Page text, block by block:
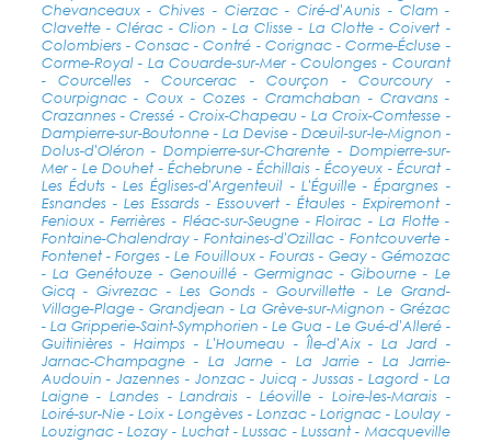
Chevanceaux - Chives - Cierzac - Ciré-d'Aunis - Clam -
Clavette - Clérac - Clion - La Clisse - La Clotte - Coivert -
Colombiers - Consac - Contré - Corignac - Corme-Écluse -
Corme-Royal - La Couarde-sur-Mer - Coulonges - Courant
- Courcelles - Courcerac - Courçon - Courcoury -
Courpignac - Coux - Cozes - Cramchaban - Cravans -
Crazannes - Cressé - Croix-Chapeau - La Croix-Comtesse -
Dampierre-sur-Boutonne - La Devise - Dœuil-sur-le-Mignon -
Dolus-d'Oléron - Dompierre-sur-Charente - Dompierre-sur-
Mer - Le Douhet - Échebrune - Échillais - Écoyeux - Écurat -
Les Éduts - Les Églises-d'Argenteuil - L'Éguille - Épargnes -
Esnandes - Les Essards - Essouvert - Étaules - Expiremont -
Fenioux - Ferrières - Fléac-sur-Seugne - Floirac - La Flotte -
Fontaine-Chalendray - Fontaines-d'Ozillac - Fontcouverte -
Fontenet - Forges - Le Fouilloux - Fouras - Geay - Gémozac
- La Genétouze - Genouillé - Germignac - Gibourne - Le
Gicq - Givrezac - Les Gonds - Gourvillette - Le Grand-
Village-Plage - Grandjean - La Grève-sur-Mignon - Grézac
- La Gripperie-Saint-Symphorien - Le Gua - Le Gué-d'Alleré -
Guitinières - Haimps - L'Houmeau - Île-d'Aix - La Jard -
Jarnac-Champagne - La Jarne - La Jarrie - La Jarrie-
Audouin - Jazennes - Jonzac - Juicq - Jussas - Lagord - La
Laigne - Landes - Landrais - Léoville - Loire-les-Marais -
Loiré-sur-Nie - Loix - Longèves - Lonzac - Lorignac - Loulay -
Louzignac - Lozay - Luchat - Lussac - Lussant - Macqueville